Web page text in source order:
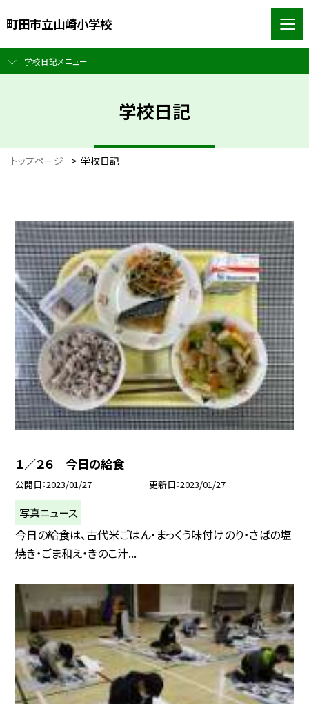
町田市立山崎小学校
学校日記メニュー
学校日記
トップページ > 学校日記
１／２６ 今日の給食
公開日 2023/01/27 更新日 2023/01/27
写真ニュース
今日の給食は、古代米ごはん・まっくう味付けのり・さばの塩
焼き・ごま和え・きのこ汁...